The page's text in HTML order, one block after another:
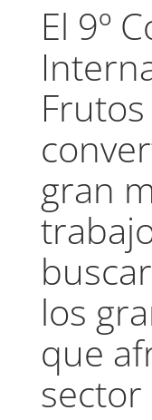
El 9º
gran
los
que
sector